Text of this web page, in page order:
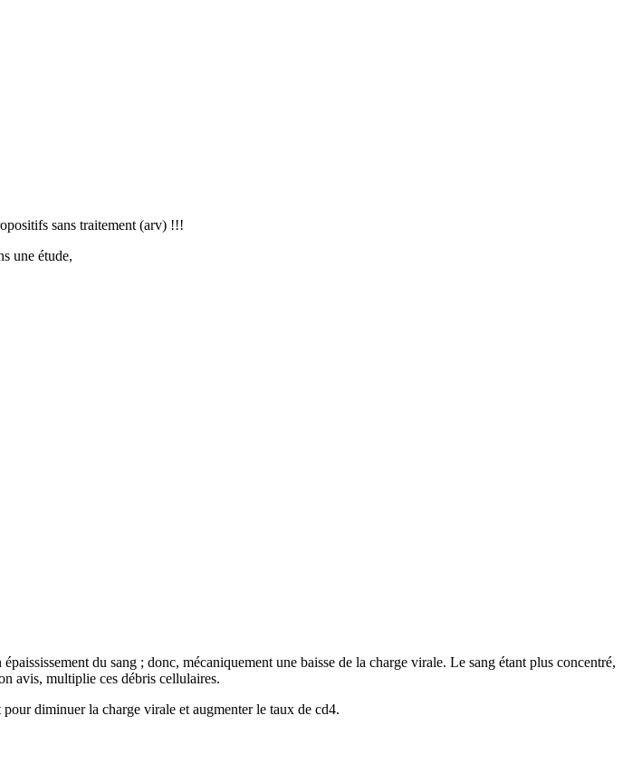
sans traitement (arv) !!!
une étude,
du sang ; donc, mécaniquement une baisse de la charge virale. Le sang étant plus concentré,
avis, multiplie ces débris cellulaires.
diminuer la charge virale et augmenter le taux de cd4.